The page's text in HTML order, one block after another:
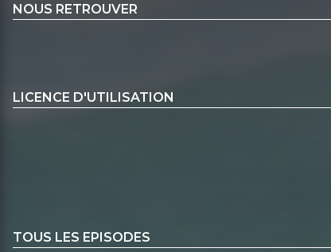
NOUS RETROUVER
LICENCE D'UTILISATION
TOUS LES EPISODES